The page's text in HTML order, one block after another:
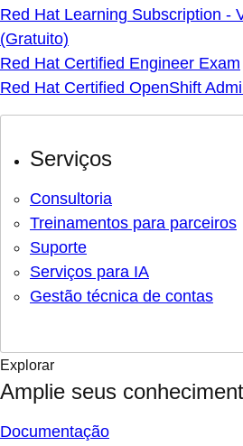
Red Hat Learning Subscription -
(Gratuito)
Red Hat Certified Engineer Exam
Red Hat Certified OpenShift
Serviços
Consultoria
Treinamentos para parceiros
Suporte
Serviços para IA
Gestão técnica de contas
Explorar
Amplie seus
Documentação